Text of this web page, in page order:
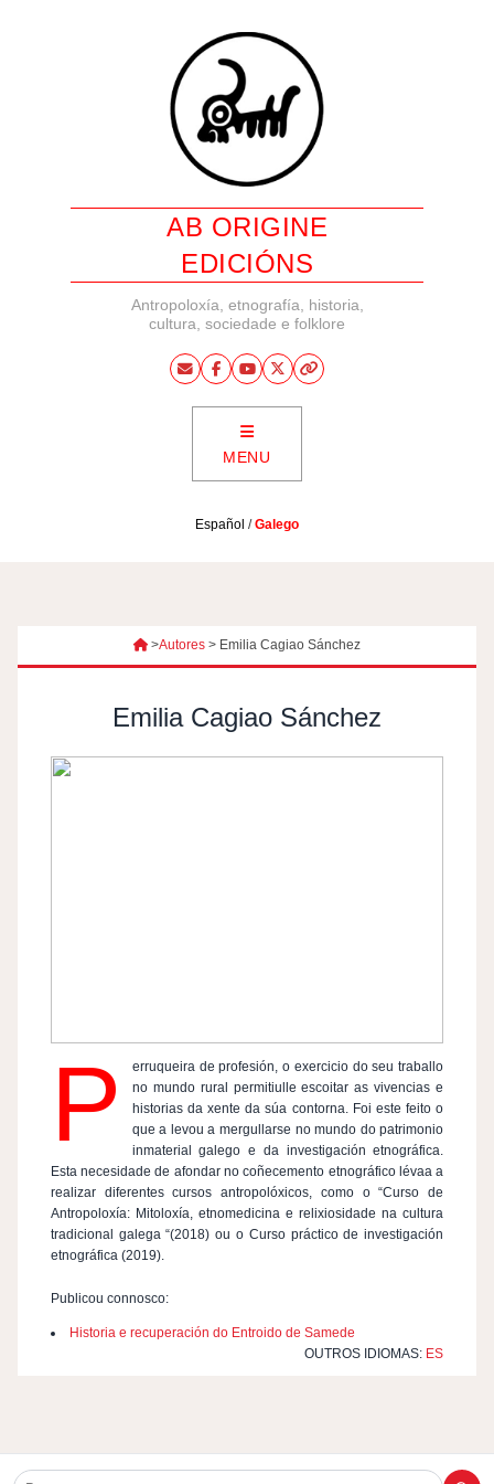
AB ORIGINE
EDICIÓNS
Antropoloxía, etnografía, historia,
cultura, sociedade e folklore
MENU
Español /Galego
>Autores > Emilia Cagiao Sánchez
Emilia Cagiao Sánchez
P
erruqueira de profesión, o exercicio do seu traballo
no mundo rural permitiulle escoitar as vivencias e
historias da xente da súa contorna. Foi este feito o
que a levou a mergullarse no mundo do patrimonio
inmaterial galego e da investigación etnográfica.
Esta necesidade de afondar no coñecemento etnográfico lévaa a
realizar diferentes cursos antropolóxicos, como o “Curso de
Antropoloxía: Mitoloxía, etnomedicina e relixiosidade na cultura
tradicional galega “(2018) ou o Curso práctico de investigación
etnográfica (2019).
Publicou connosco:
Historia e recuperación do Entroido de Samede
OUTROS IDIOMAS: ES